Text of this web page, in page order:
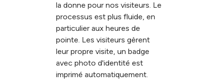
la donne pour nos visiteurs. Le
processus est plus fluide, en
particulier aux heures de
pointe. Les visiteurs gèrent
leur propre visite, un badge
avec photo d'identité est
imprimé automatiquement.